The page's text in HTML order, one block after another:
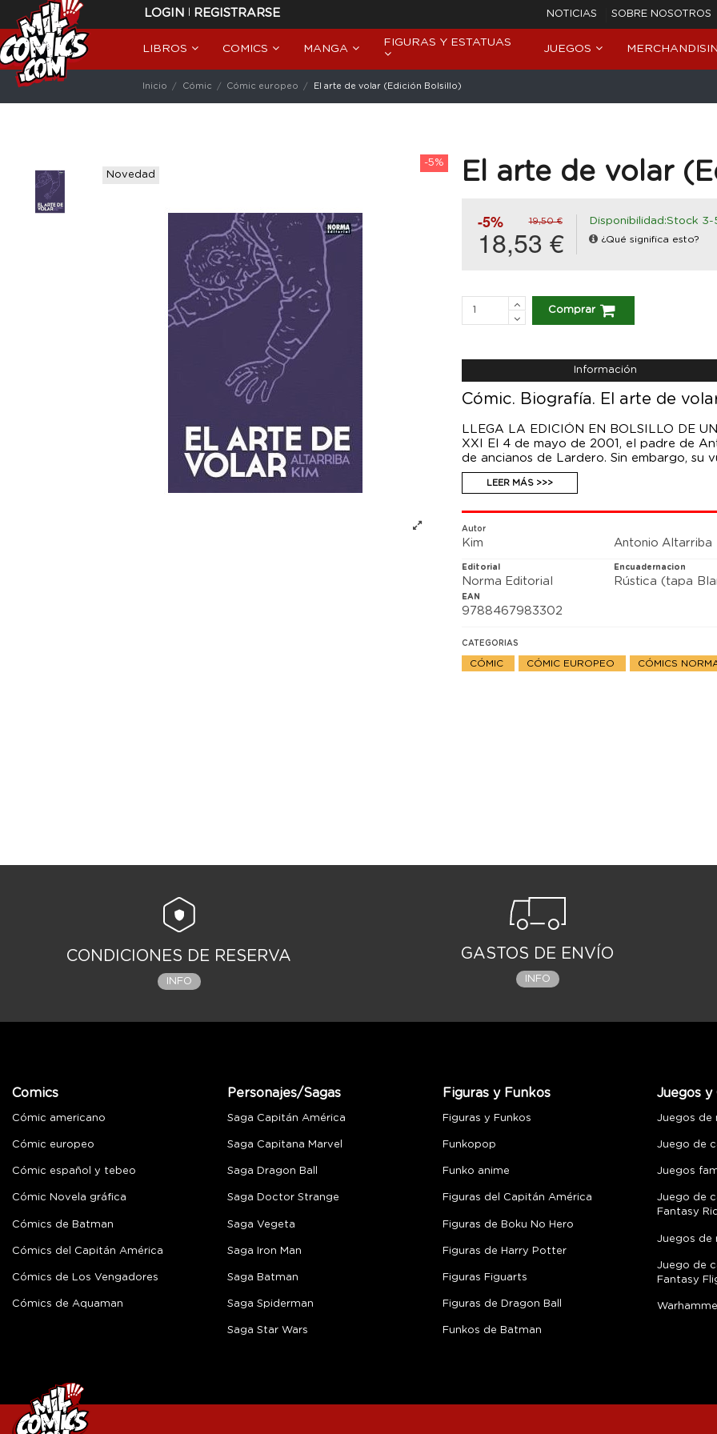
LOGIN | REGISTRARSE NOTICIAS SOBRE NOSOTROS
LIBROS COMICS MANGA
FIGURAS Y ESTATUAS
JUEGOS
Inicio Cómic Cómic europeo El arte de volar (Edición Bolsillo)
-5%
Novedad
El arte de volar
-5% 19,50 €
18,53 €
Disponibilidad:Stock 3-
¿Qué significa esto?
Comprar
Información
Cómic. Biografía. El arte de
LLEGA LA EDICIÓN EN BOLSILLO DE
XXI El 4 de mayo de 2001, el padre de
de ancianos de Lardero. Sin embargo, su
luchador, Altarriba padre pasó su vida
trincheras de la lucha antifranquista, la
historia y construye una de las mejores
primera vez en 2009 y ganadora del
los grandes hitos de la historia de nuestro
emocionado a lectores y críticos de todo
LEER MÁS >>>
Autor
Kim Antonio Altarriba
Editorial
Norma Editorial
Encuadernacion
Rústica (tapa
EAN
9788467983302
CATEGORIAS
CÓMIC CÓMIC EUROPEO CÓMICS
CONDICIONES DE RESERVA
INFO
GASTOS DE ENVÍO
INFO
Comics
Cómic americano
Cómic europeo
Cómic español y tebeo
Cómic Novela gráfica
Cómics de Batman
Cómics del Capitán América
Cómics de Los Vengadores
Cómics de Aquaman
Personajes/Sagas
Saga Capitán América
Saga Capitana Marvel
Saga Dragon Ball
Saga Doctor Strange
Saga Vegeta
Saga Iron Man
Saga Batman
Saga Spiderman
Saga Star Wars
Figuras y Funkos
Figuras y Funkos
Funkopop
Funko anime
Figuras del Capitán América
Figuras de Boku No Hero
Figuras de Harry Potter
Figuras Figuarts
Figuras de Dragon Ball
Funkos de Batman
Juegos y
Juegos de
Juego de
Juegos
Juego de
Fantasy
Juegos de
Juego de
Fantasy